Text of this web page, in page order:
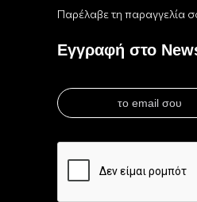
Παρέλαβε τη παραγγελία
Εγγραφή στο